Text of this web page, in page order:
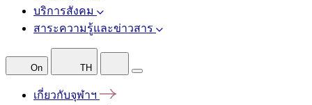
บริการสังคม
สาระความรู้และข่าวสาร
On TH
เกี่ยวกับจุฬาฯ